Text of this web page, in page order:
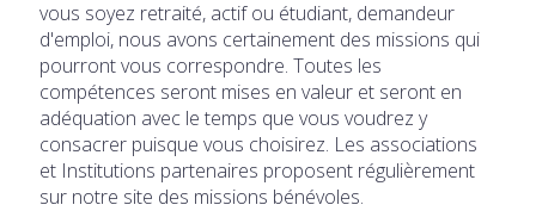
vous soyez retraité, actif ou étudiant, demandeur
d'emploi, nous avons certainement des missions qui
pourront vous correspondre. Toutes les
compétences seront mises en valeur et seront en
adéquation avec le temps que vous voudrez y
consacrer puisque vous choisirez. Les associations
et Institutions partenaires proposent régulièrement
sur notre site des missions bénévoles.